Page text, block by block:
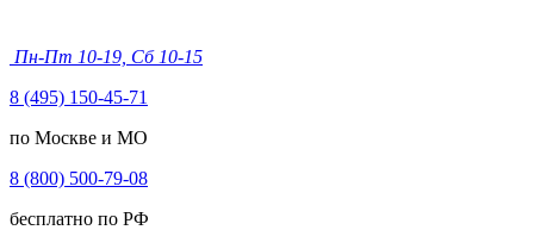
Пн-Пт 10-19, Сб 10-15
8 (495) 150-45-71
по Москве и МО
8 (800) 500-79-08
бесплатно по РФ